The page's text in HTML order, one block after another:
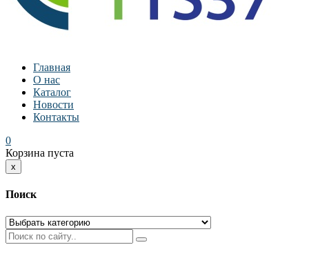
Главная
О нас
Каталог
Новости
Контакты
0
Корзина пуста
x
Поиск